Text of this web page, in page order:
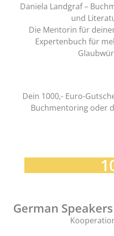
Daniela Landgraf –
und
Die Mentorin für
Expertenbuch für
Dein 1000,- Euro-
Buchmentoring oder
German